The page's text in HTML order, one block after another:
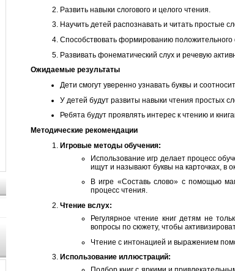
Развить навыки слогового и целого чтения.
Научить детей распознавать и читать простые
Способствовать формированию
Развивать фонематический слух и речевую
Ожидаемые результаты
Дети смогут уверенно узнавать буквы и
У детей будут развиты навыки чтения простых
Ребята будут проявлять интерес к чтению и
Методические рекомендации
Игровые методы обучения:
Использование игр делает процесс
ищут и называют буквы на карточках, в
В игре «Составь слово» с помощью
процесс чтения.
Чтение вслух:
Регулярное чтение книг детям не
вопросы по сюжету, чтобы
Чтение с интонацией и выражением
Использование иллюстраций: